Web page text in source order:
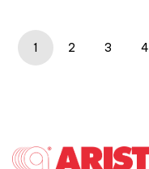
1 2 3 4